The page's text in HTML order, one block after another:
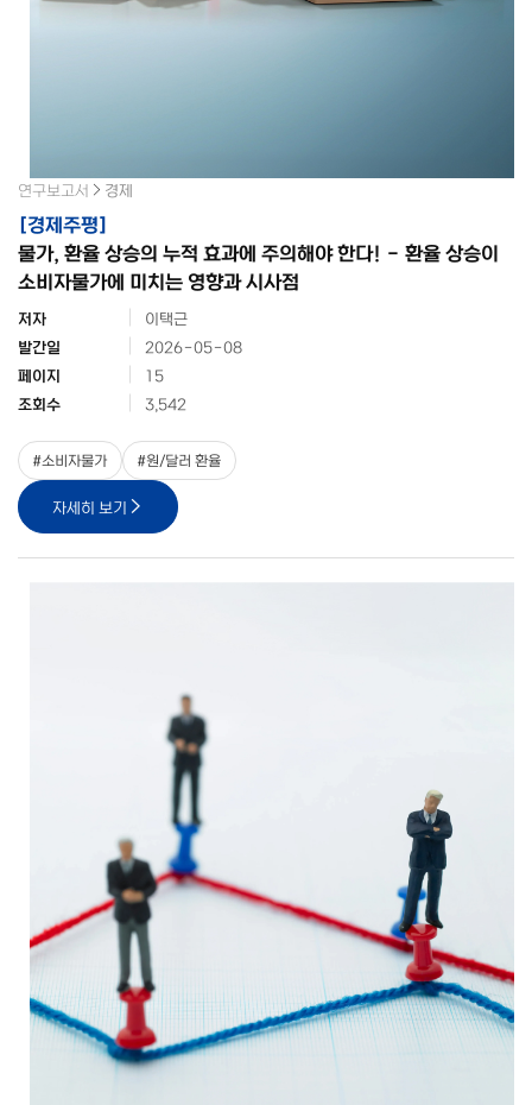
연구보고서 경제
[경제주평]
물가, 환율 상승의 누적 효과에 주의해야 한다! - 환율 상승이
소비자물가에 미치는 영향과 시사점
저자
이택근
발간일
2026-05-08
페이지
15
조회수
3,542
#소비자물가 #원/달러 환율
자세히 보기